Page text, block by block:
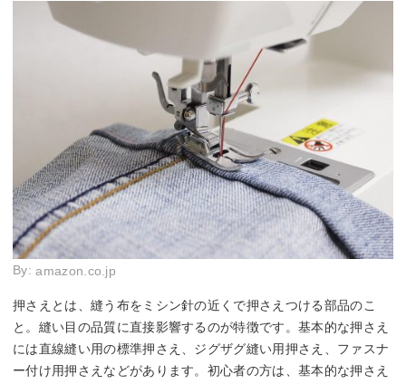
By:amazon.co.jp
押さえとは、縫う布をミシン針の近くで押さえつける部品のこ
と。縫い目の品質に直接影響するのが特徴です。基本的な押さえ
には直線縫い用の標準押さえ、ジグザグ縫い用押さえ、ファスナ
ー付け用押さえなどがあります。初心者の方は、基本的な押さえ